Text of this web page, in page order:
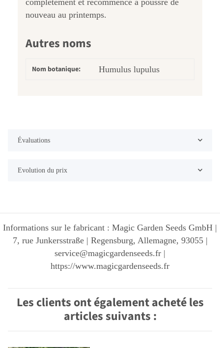
nouveau au printemps.
Autres noms
Nom botanique: Humulus lupulus
Évaluations
Evolution du prix
Informations sur le fabricant : Magic Garden Seeds GmbH |
7, rue Junkersstraße | Regensburg, Allemagne, 93055 |
service@magicgardenseeds.fr |
https://www.magicgardenseeds.fr
Les clients ont également acheté les
articles suivants :